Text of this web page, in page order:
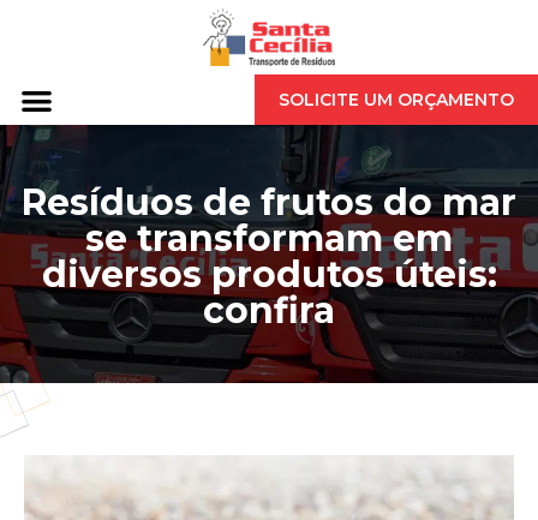
SOLICITE UM ORÇAMENTO
Resíduos de frutos do mar
se transformam em
diversos produtos úteis:
confira